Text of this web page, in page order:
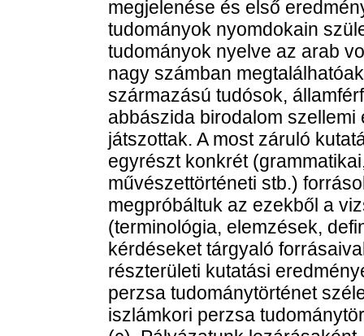
megjelenése és első
tudományok nyomdokain
tudományok nyelve az arab
nagy számban
származású tudósok,
abbászida birodalom
játszottak. A most záruló
egyrészt konkrét
művészettörténeti stb.)
megpróbáltuk az ezekből a
(terminológia, elemzések,
kérdéseket tárgyaló
részterületi kutatási
perzsa tudománytörténet
iszlámkori perzsa